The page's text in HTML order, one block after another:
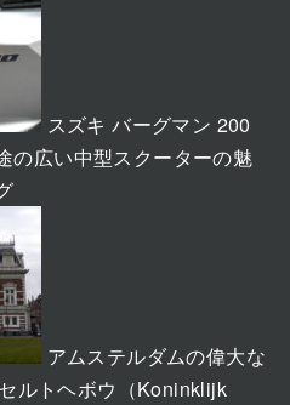
スズキ バーグマン 200
の広い中型スクーターの魅
アムステルダムの偉大な
ルトヘボウ（Koninklijk